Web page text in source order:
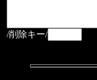
/削除キー/